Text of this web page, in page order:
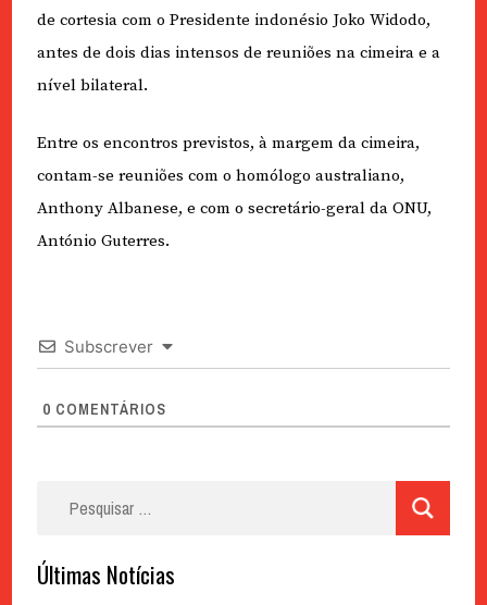
de cortesia com o Presidente indonésio Joko Widodo,
antes de dois dias intensos de reuniões na cimeira e a
nível bilateral.
Entre os encontros previstos, à margem da cimeira,
contam-se reuniões com o homólogo australiano,
Anthony Albanese, e com o secretário-geral da ONU,
António Guterres.
Subscrever
0 COMENTÁRIOS
Últimas Notícias